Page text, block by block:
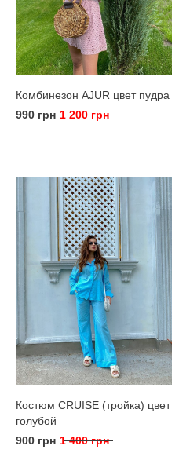
Комбинезон AJUR цвет пудра
990 грн 1 200 грн
Костюм CRUISE (тройка) цвет
голубой
900 грн 1 400 грн